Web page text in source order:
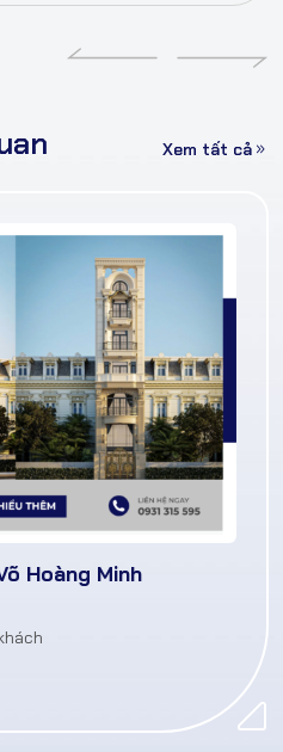
Xem tất cả
Hoàng Minh